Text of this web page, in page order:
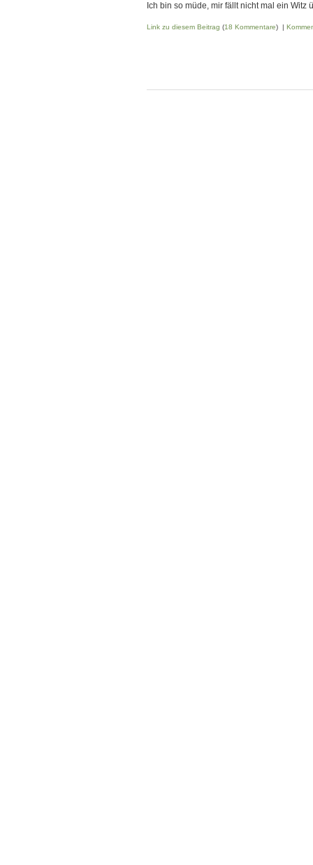
Ich bin so müde, mir fällt nicht mal ein Witz
Link zu diesem Beitrag (18 Kommentare) |